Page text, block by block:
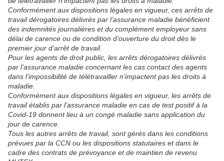
Conformément aux dispositions légales en vigueur, ces arrêts de
travail dérogatoires délivrés par l’assurance maladie bénéficient
des indemnités journalières et du complément employeur sans
délai de carence ou de condition d’ouverture du droit dès le
premier jour d’arrêt de travail.
Pour les agents de droit public, les arrêts dérogatoires délivrés
par l’assurance maladie concernant les cas contact des agents
dans l’impossibilité de télétravailler n’impactent pas les droits à
maladie.
Conformément aux dispositions légales en vigueur, les arrêts de
travail établis par l’assurance maladie en cas de test positif à la
Covid-19 donnent lieu à un congé maladie sans application du
jour de carence.
Tous les autres arrêts de travail, sont gérés dans les conditions
prévues par la CCN ou les dispositions statutaires et dans le
cadre des contrats de prévoyance et de maintien de revenu